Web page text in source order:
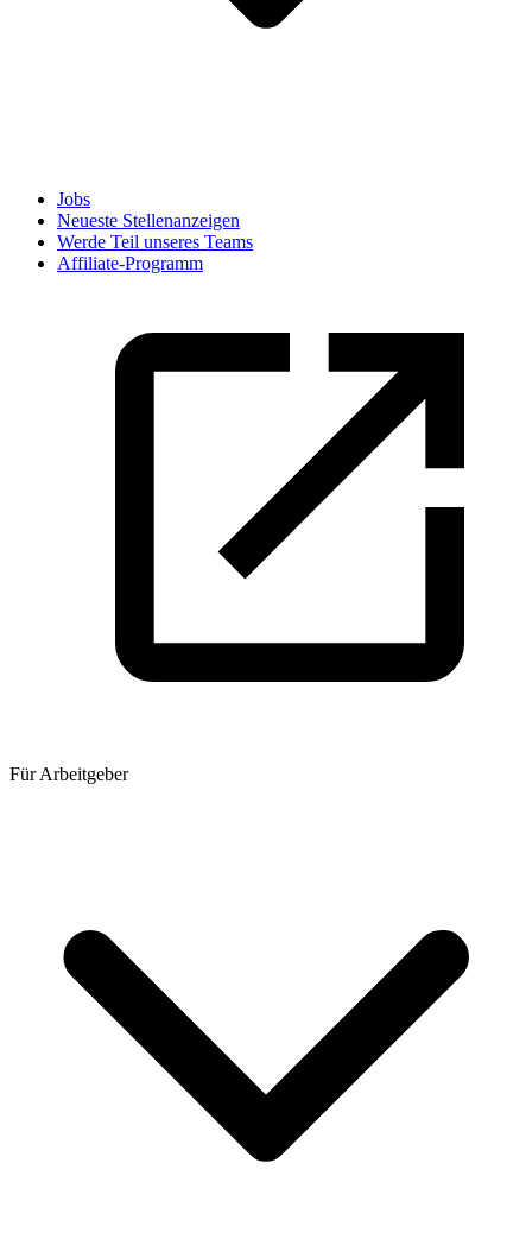
Jobs
Neueste Stellenanzeigen
Werde Teil unseres Teams
Affiliate-Programm
Für Arbeitgeber